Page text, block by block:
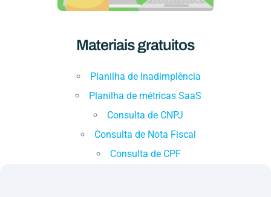
Materiais gratuitos
Planilha de Inadimplência
Planilha de métricas SaaS
Consulta de CNPJ
Consulta de Nota Fiscal
Consulta de CPF